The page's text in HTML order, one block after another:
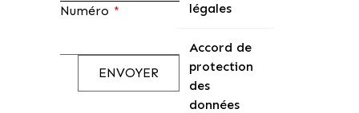
Numéro *
ENVOYER
légales
Accord de
protection
des
données